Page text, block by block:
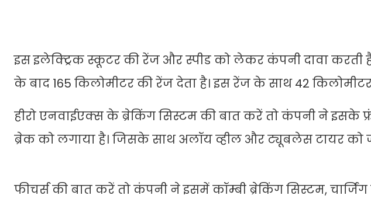
इस इलेक्ट्रिक स्कूटर की रेंज और स्पीड को लेकर कंपनी दावा करती
के बाद 165 किलोमीटर की रेंज देता है। इस रेंज के साथ 42 किलोमीटर
हीरो एनवाईएक्स के ब्रेकिंग सिस्टम की बात करें तो कंपनी ने इसके
ब्रेक को लगाया है। जिसके साथ अलॉय व्हील और ट्यूबलेस टायर को
फीचर्स की बात करें तो कंपनी ने इसमें कॉम्बी ब्रेकिंग सिस्टम,